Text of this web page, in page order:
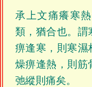
承上文痛癢寒
類，猶合也。謂
痹逢寒，則寒濕
燥痹逢熱，則筋
弛縱則痛矣。